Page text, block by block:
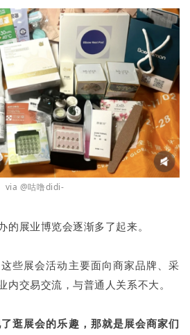
via @咕噜didi-
的展业博览会逐渐多了起来。
些展会活动主要面向商家品牌、采
内交易交流，与普通人关系不大。
逛展会的乐趣，那就是展会商家们